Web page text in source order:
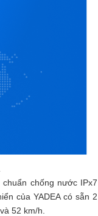
chống nước IPx7
của YADEA có sẵn 2
52 km/h.